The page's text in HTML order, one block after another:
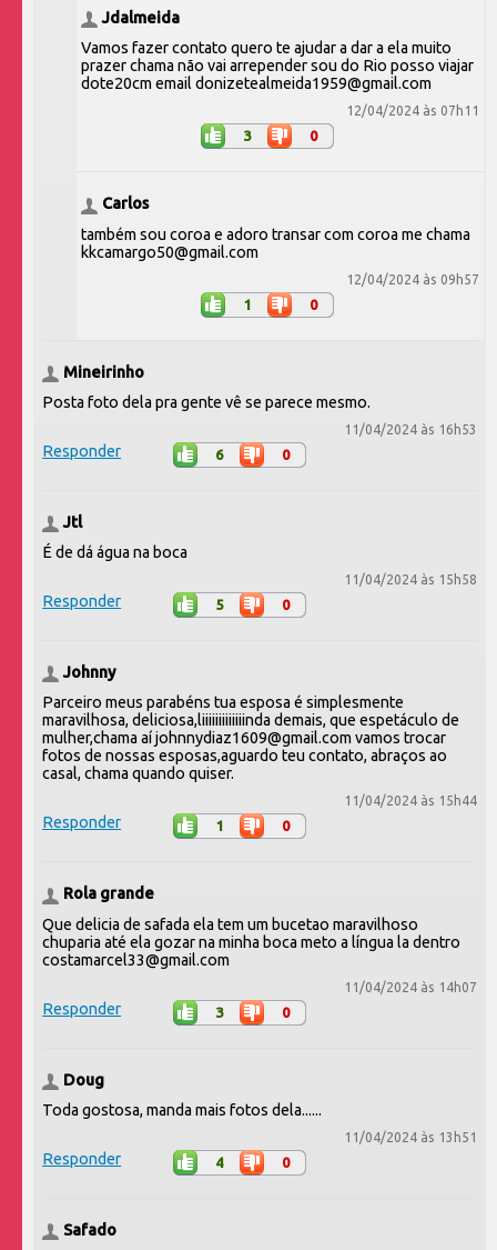
Jdalmeida
Vamos fazer contato quero te ajudar a dar a ela muito
prazer chama não vai arrepender sou do Rio posso viajar
dote20cm email donizetealmeida1959@gmail.com
12/04/2024 às 07h11
3 0
Carlos
também sou coroa e adoro transar com coroa me chama
kkcamargo50@gmail.com
12/04/2024 às 09h57
1 0
Mineirinho
Posta foto dela pra gente vê se parece mesmo.
11/04/2024 às 16h53
Responder 6 0
Jtl
É de dá água na boca
11/04/2024 às 15h58
Responder 5 0
Johnny
Parceiro meus parabéns tua esposa é simplesmente
maravilhosa, deliciosa,liiiiiiiiiiiiinda demais, que espetáculo de
mulher,chama aí johnnydiaz1609@gmail.com vamos trocar
fotos de nossas esposas,aguardo teu contato, abraços ao
casal, chama quando quiser.
11/04/2024 às 15h44
Responder 1 0
Rola grande
Que delicia de safada ela tem um bucetao maravilhoso
chuparia até ela gozar na minha boca meto a língua la dentro
costamarcel33@gmail.com
11/04/2024 às 14h07
Responder 3 0
Doug
Toda gostosa, manda mais fotos dela......
11/04/2024 às 13h51
Responder 4 0
Safado